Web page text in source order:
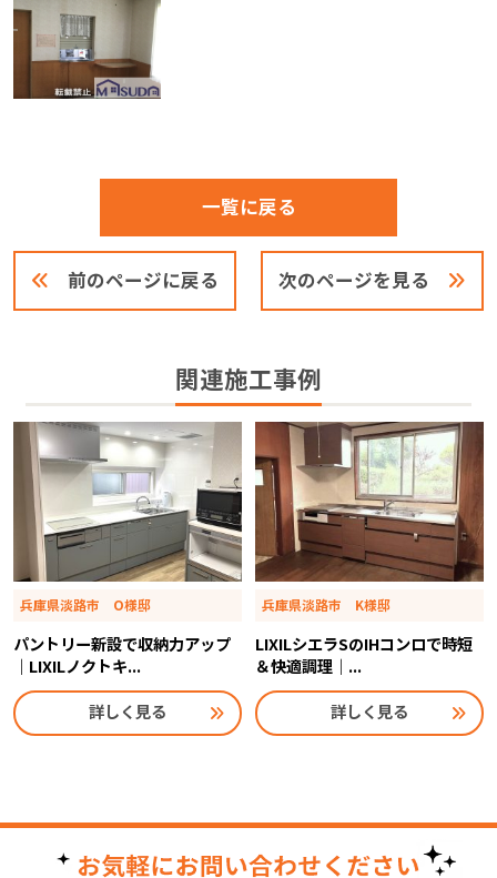
前のページに戻る
一覧に戻る
次のページを見る
関連施工事例
兵庫県淡路市 O様邸
パントリー新設で収納力アップ
｜LIXILノクトキ...
詳しく見る
兵庫県淡路市 K様邸
LIXILシエラSのIHコンロで時短
＆快適調理｜...
詳しく見る